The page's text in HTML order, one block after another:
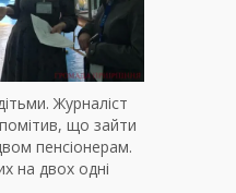
Журналіст
що зайти
пенсіонерам.
на двох одні